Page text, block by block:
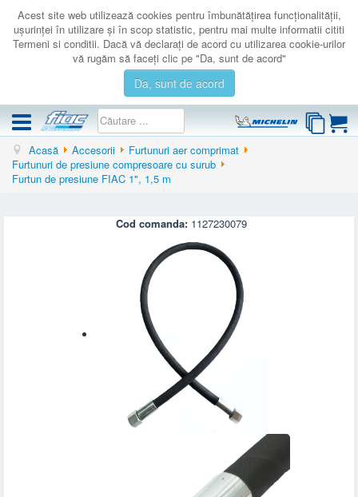
Acest site web utilizează cookies pentru îmbunătăţirea funcţionalităţii,
uşurinţei în utilizare şi în scop statistic, pentru mai multe informatii cititi
Termeni si conditii. Dacă vă declaraţi de acord cu utilizarea cookie-urilor
vă rugăm să faceţi clic pe "Da, sunt de acord"
Da, sunt de acord
COMPRESOARE
ACCESORII
AUTENTIFICARE
Acasă Accesorii
Furtunuri aer comprimat
Furtunuri de presiune compresoare cu surub
Furtun de presiune FIAC 1", 1,5 m
Cod comanda: 1127230079